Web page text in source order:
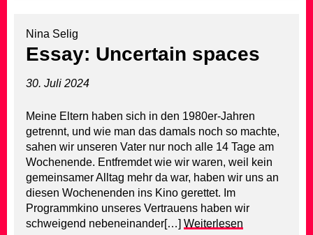
Nina Selig
Essay: Uncertain spaces
30. Juli 2024
Meine Eltern haben sich in den 1980er-Jahren
getrennt, und wie man das damals noch so machte,
sahen wir unseren Vater nur noch alle 14 Tage am
Wochenende. Entfremdet wie wir waren, weil kein
gemeinsamer Alltag mehr da war, haben wir uns an
diesen Wochenenden ins Kino gerettet. Im
Programmkino unseres Vertrauens haben wir
schweigend nebeneinander[…] Weiterlesen